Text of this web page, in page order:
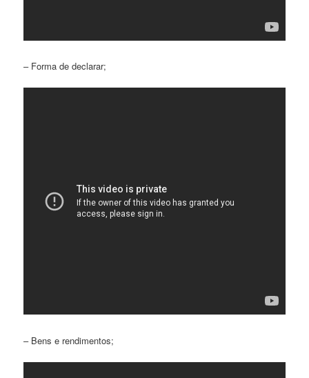
– Forma de declarar;
– Bens e rendimentos;